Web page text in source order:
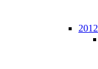
2012